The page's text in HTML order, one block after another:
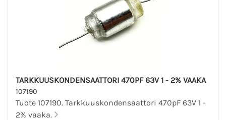
TARKKUUSKONDENSAATTORI 470PF 63V 1 - 2% VAAKA
107190
Tuote 107190. Tarkkuuskondensaattori 470pF 63V 1 -
2% vaaka.